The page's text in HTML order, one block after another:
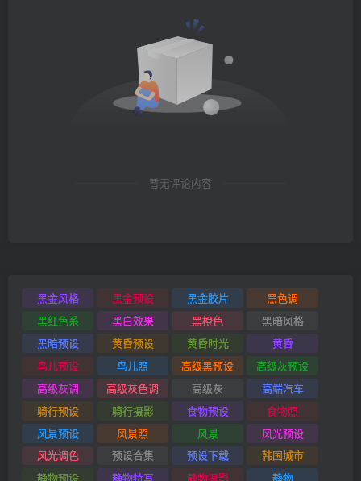
暂无评论内容
黑金风格 黑金预设 黑金胶片
黑色调
黑红色系
黑白效果 黑橙色
黑暗风格
黑暗预设
黄昏预设 黄昏时光
黄昏
鸟儿预设
鸟儿照 高级黑预设
高级灰预设
高级灰调
高级灰色调 高级灰
高端汽车
骑行预设
骑行摄影 食物预设
食物照
风景预设
风景照 风景
风光预设
风光调色
预设合集 预设下载
韩国城市
静物预设
静物特写 静物摄影 静物